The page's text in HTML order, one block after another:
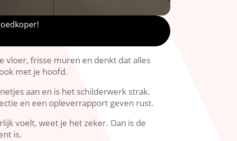
vloer, frisse muren en denkt dat alles
met je hoofd.​
aan en is het schilderwerk strak.​
en een opleverrapport geven rust.​
voelt, weet je het zeker.​ Dan is de
is.​